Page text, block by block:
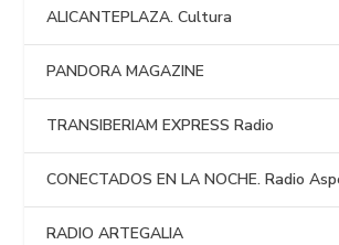
ALICANTEPLAZA. Cultura
PANDORA MAGAZINE
TRANSIBERIAM EXPRESS Radio
CONECTADOS EN LA NOCHE. Radio
RADIO ARTEGALIA